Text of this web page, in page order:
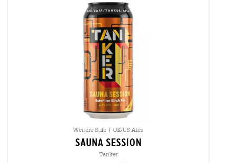
Weitere Stile | UK/US Ales
sauna session
Tanker